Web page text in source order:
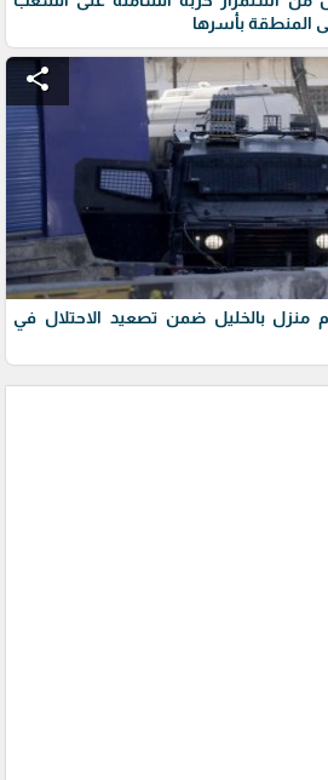
المنطقة بأسرها
share
منزل بالخليل ضمن تصعيد الاحتلال في